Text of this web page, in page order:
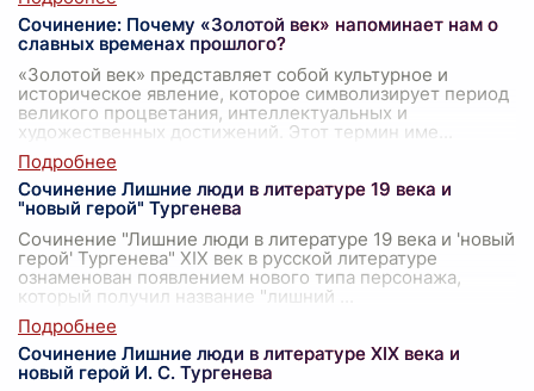
Сочинение: Почему «Золотой век» напоминает нам о
славных временах прошлого?
«Золотой век» представляет собой культурное и
историческое явление, которое символизирует период
великого процветания, интеллектуальных и
художественных достижений. Этот термин име
Сочинение Лишние люди в литературе 19 века и
"новый герой" Тургенева
Сочинение "Лишние люди в литературе 19 века и 'новый
герой' Тургенева" XIX век в русской литературе
ознаменован появлением нового типа персонажа,
который получил название "лишний
Сочинение Лишние люди в литературе XIX века и
новый герой И. С. Тургенева